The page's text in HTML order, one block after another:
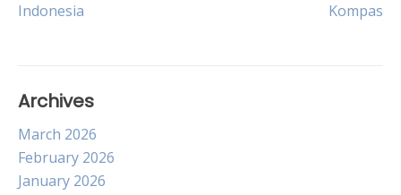
navigation
Indonesia
Kompas
Archives
March 2026
February 2026
January 2026